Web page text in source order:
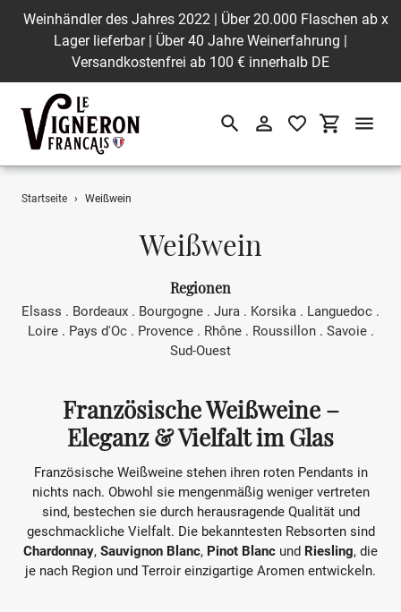
Direkt
Weinhändler des Jahres 2022 | Über 20.000 Flaschen ab
Lager lieferbar | Über 40 Jahre Weinerfahrung |
Versandkostenfrei ab 100 € innerhalb DE
x
SuchenEinloggen
Startseite › Weißwein
S
m
m
u
n
g
:
Weißwein
Regionen
Elsass . Bordeaux . Bourgogne . Jura . Korsika . Languedoc .
Loire. Pays d'Oc . Provence . Rhône . Roussillon. Savoie.
Sud-Ouest
Französische Weißweine –
Eleganz & Vielfalt im Glas
Französische Weißweine stehen ihren roten Pendants in
nichts nach. Obwohl sie mengenmäßig weniger vertreten
sind, bestechen sie durch herausragende Qualität und
geschmackliche Vielfalt. Die bekanntesten Rebsorten sind
Chardonnay, Sauvignon Blanc, Pinot Blanc und Riesling, die
je nach Region und Terroir einzigartige Aromen entwickeln.